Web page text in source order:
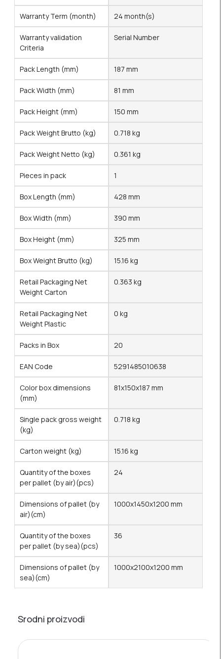
Warranty Term (month) 24 month(s)
Warranty validation
Criteria
Serial Number
Pack Length (mm) 187 mm
Pack Width (mm) 81 mm
Pack Height (mm) 150 mm
Pack Weight Brutto (kg) 0.718 kg
Pack Weight Netto (kg) 0.361 kg
Pieces in pack 1
Box Length (mm) 428 mm
Box Width (mm) 390 mm
Box Height (mm) 325 mm
Box Weight Brutto (kg) 15.16 kg
Retail Packaging Net
Weight Carton
0.363 kg
Retail Packaging Net
Weight Plastic
0 kg
Packs in Box 20
EAN Code 5291485010638
Color box dimensions
(mm)
81x150x187 mm
Single pack gross weight
(kg)
0.718 kg
Carton weight (kg) 15.16 kg
Quantity of the boxes
per pallet (by air)(pcs)
24
Dimensions of pallet (by
air)(cm)
1000x1450x1200 mm
Quantity of the boxes
per pallet (by sea)(pcs)
36
Dimensions of pallet (by
sea)(cm)
1000x2100x1200 mm
Srodni proizvodi